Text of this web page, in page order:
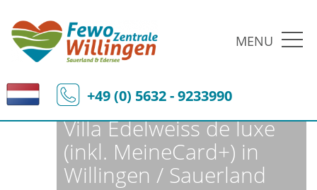
MENU
+49 (0) 5632 - 9233990
Fewo-Zentrale Willingen Ferienobjekte Fewo-Details
Villa Edelweiss de luxe
(inkl. MeineCard+) in
Willingen / Sauerland